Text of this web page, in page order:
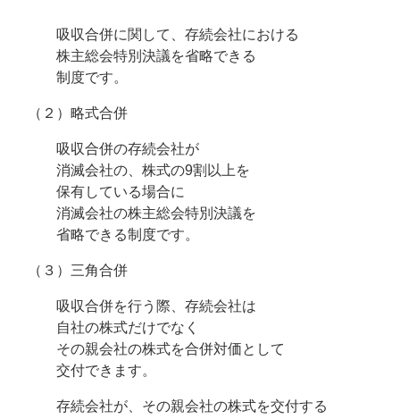
吸収合併に関して、存続会社における
株主総会特別決議を省略できる
制度です。
（２）略式合併
吸収合併の存続会社が
消滅会社の、株式の9割以上を
保有している場合に
消滅会社の株主総会特別決議を
省略できる制度です。
（３）三角合併
吸収合併を行う際、存続会社は
自社の株式だけでなく
その親会社の株式を合併対価として
交付できます。
存続会社が、その親会社の株式を交付する